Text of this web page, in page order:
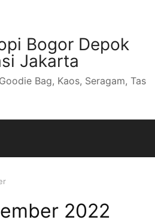
Bogor Depok
Jakarta
Bag, Kaos, Seragam, Tas
2022